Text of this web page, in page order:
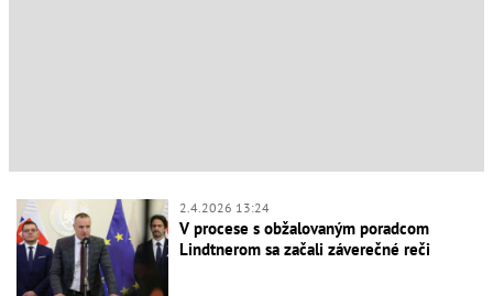
2.4.2026 13:24
V procese s obžalovaným poradcom
Lindtnerom sa začali záverečné reči